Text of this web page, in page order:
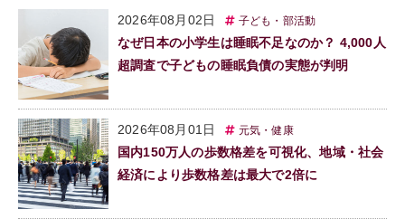
2026年08月02日 子ども・部活動
なぜ日本の小学生は睡眠不足なのか？ 4,000人
超調査で子どもの睡眠負債の実態が判明
2026年08月01日 元気・健康
国内150万人の歩数格差を可視化、地域・社会
経済により歩数格差は最大で2倍に